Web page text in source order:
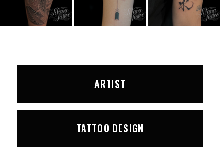
ARTIST
TATTOO DESIGN